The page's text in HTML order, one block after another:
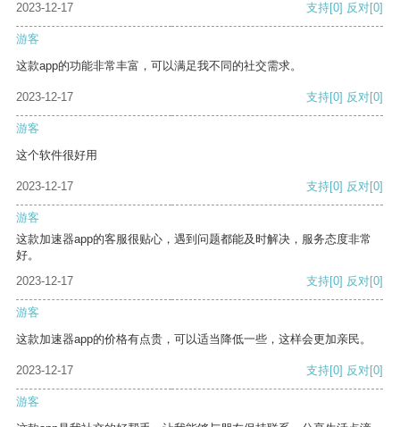
2023-12-17
支持[0] 反对[0]
游客
这款app的功能非常丰富，可以满足我不同的社交需求。
2023-12-17 支持[0] 反对[0]
游客
这个软件很好用
2023-12-17 支持[0] 反对[0]
游客
这款加速器app的客服很贴心，遇到问题都能及时解决，服务态度非常
好。
2023-12-17
支持[0] 反对[0]
游客
这款加速器app的价格有点贵，可以适当降低一些，这样会更加亲民。
2023-12-17 支持[0] 反对[0]
游客